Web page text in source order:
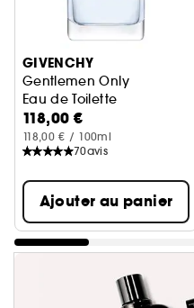
Ignorer le carrousel produits
GIVENCHY
Gentlemen Only
Eau de Toilette
118,00 €
118,00 € / 100ml
70avis
Ajouter au panier